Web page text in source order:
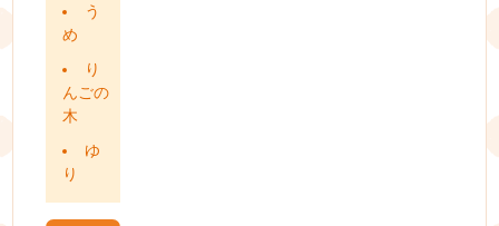
う
め
り
んごの
木
ゆ
り